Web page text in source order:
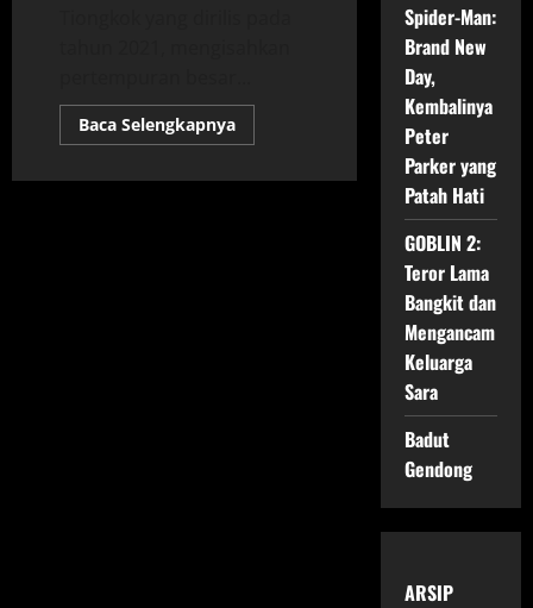
Baca SelengkapnyaRead
more
Spider-Man:
Brand New
Day,
Kembalinya
Peter
Parker yang
Patah Hati
GOBLIN 2:
Teror Lama
Bangkit dan
Mengancam
Keluarga
Sara
Badut
Gendong
ARSIP